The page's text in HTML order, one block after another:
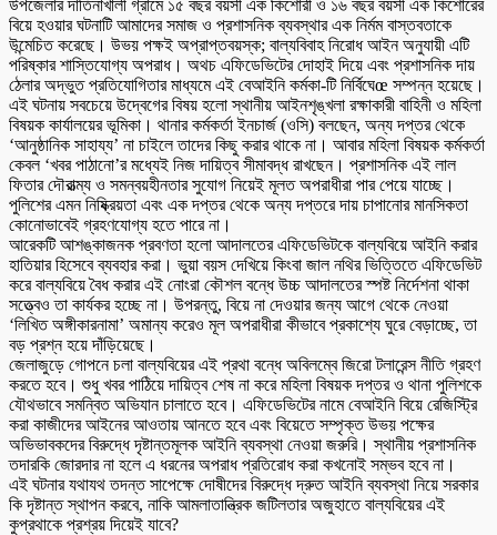
উপজেলার দাতিনাখালী গ্রামে ১৫ বছর বয়সী এক কিশোরী ও ১৬ বছর বয়সী এক কিশোরের
বিয়ে হওয়ার ঘটনাটি আমাদের সমাজ ও প্রশাসনিক ব্যবস্থার এক নির্মম বাস্তবতাকে
উন্মেচিত করেছে। উভয় পক্ষই অপ্রাপ্তবয়স্ক; বাল্যবিবাহ নিরোধ আইন অনুযায়ী এটি
পরিষ্কার শাস্তিযোগ্য অপরাধ। অথচ এফিডেভিটের দোহাই দিয়ে এবং প্রশাসনিক দায়
ঠেলার অদ্ভুত প্রতিযোগিতার মাধ্যমে এই বেআইনি কর্মকা-টি নির্বিঘেœ সম্পন্ন হয়েছে।
এই ঘটনায় সবচেয়ে উদ্বেগের বিষয় হলো স্থানীয় আইনশৃঙ্খলা রক্ষাকারী বাহিনী ও মহিলা
বিষয়ক কার্যালয়ের ভূমিকা। থানার কর্মকর্তা ইনচার্জ (ওসি) বলছেন, অন্য দপ্তর থেকে
‘আনুষ্ঠানিক সাহায্য’ না চাইলে তাদের কিছু করার থাকে না। আবার মহিলা বিষয়ক কর্মকর্তা
কেবল ‘খবর পাঠানো’র মধ্যেই নিজ দায়িত্ব সীমাবদ্ধ রাখছেন। প্রশাসনিক এই লাল
ফিতার দৌরাত্ম্য ও সমন্বয়হীনতার সুযোগ নিয়েই মূলত অপরাধীরা পার পেয়ে যাচ্ছে।
পুলিশের এমন নিষ্ক্রিয়তা এবং এক দপ্তর থেকে অন্য দপ্তরে দায় চাপানোর মানসিকতা
কোনোভাবেই গ্রহণযোগ্য হতে পারে না।
আরেকটি আশঙ্কাজনক প্রবণতা হলো আদালতের এফিডেভিটকে বাল্যবিয়ে আইনি করার
হাতিয়ার হিসেবে ব্যবহার করা। ভুয়া বয়স দেখিয়ে কিংবা জাল নথির ভিত্তিতে এফিডেভিট
করে বাল্যবিয়ে বৈধ করার এই নোংরা কৌশল বন্ধে উচ্চ আদালতের স্পষ্ট নির্দেশনা থাকা
সত্ত্বেও তা কার্যকর হচ্ছে না। উপরন্তু, বিয়ে না দেওয়ার জন্য আগে থেকে নেওয়া
‘লিখিত অঙ্গীকারনামা’ অমান্য করেও মূল অপরাধীরা কীভাবে প্রকাশ্যে ঘুরে বেড়াচ্ছে, তা
বড় প্রশ্ন হয়ে দাঁড়িয়েছে।
জেলাজুড়ে গোপনে চলা বাল্যবিয়ের এই প্রথা বন্ধে অবিলম্বে জিরো টলারেন্স নীতি গ্রহণ
করতে হবে। শুধু খবর পাঠিয়ে দায়িত্ব শেষ না করে মহিলা বিষয়ক দপ্তর ও থানা পুলিশকে
যৌথভাবে সমন্বিত অভিযান চালাতে হবে। এফিডেভিটের নামে বেআইনি বিয়ে রেজিস্ট্রি
করা কাজীদের আইনের আওতায় আনতে হবে এবং বিয়েতে সম্পৃক্ত উভয় পক্ষের
অভিভাবকদের বিরুদ্ধে দৃষ্টান্তমূলক আইনি ব্যবস্থা নেওয়া জরুরি। স্থানীয় প্রশাসনিক
তদারকি জোরদার না হলে এ ধরনের অপরাধ প্রতিরোধ করা কখনোই সম্ভব হবে না।
এই ঘটনার যথাযথ তদন্ত সাপেক্ষে দোষীদের বিরুদ্ধে দ্রুত আইনি ব্যবস্থা নিয়ে সরকার
কি দৃষ্টান্ত স্থাপন করবে, নাকি আমলাতান্ত্রিক জটিলতার অজুহাতে বাল্যবিয়ের এই
কুপ্রথাকে প্রশ্রয় দিয়েই যাবে?